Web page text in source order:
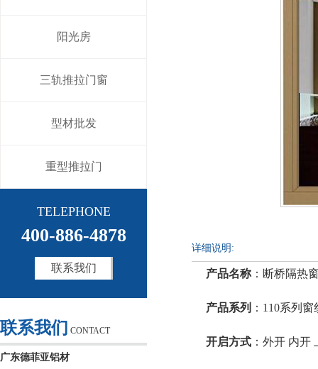
阳光房
三轨推拉门窗
型材批发
重型推拉门
TELEPHONE
400-886-4878
联系我们
联系我们 CONTACT
广东德菲亚铝材
详细说明:
产品名称 ：断桥隔热
产品系列 ：110系列
开启方式 ：外开 内开